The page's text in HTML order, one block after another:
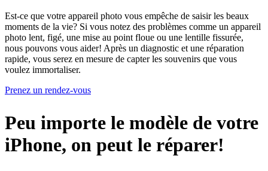
Est-ce que votre appareil photo vous empêche de saisir les beaux
moments de la vie? Si vous notez des problèmes comme un appareil
photo lent, figé, une mise au point floue ou une lentille fissurée,
nous pouvons vous aider! Après un diagnostic et une réparation
rapide, vous serez en mesure de capter les souvenirs que vous
voulez immortaliser.
Prenez un rendez-vous
Peu importe le modèle de votre
iPhone, on peut le réparer!